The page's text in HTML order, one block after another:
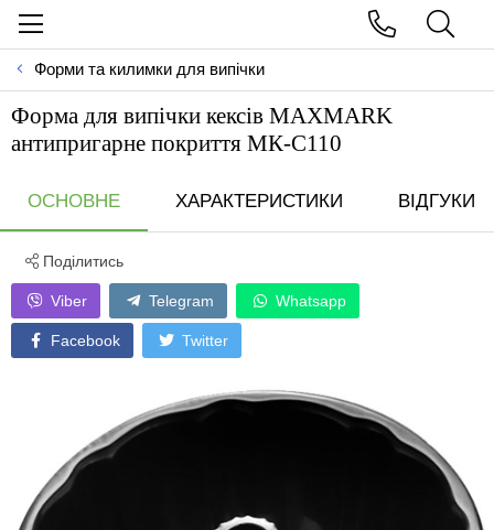
Форми та килимки для випічки
Форма для випічки кексів MAXMARK
антипригарне покриття МК-С110
ОСНОВНЕ ХАРАКТЕРИСТИКИ ВІДГУКИ
Поділитись
Viber Telegram Whatsapp
Facebook Twitter